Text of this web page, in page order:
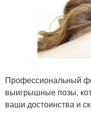
Профессиональный
выигрышные позы,
ваши достоинства и